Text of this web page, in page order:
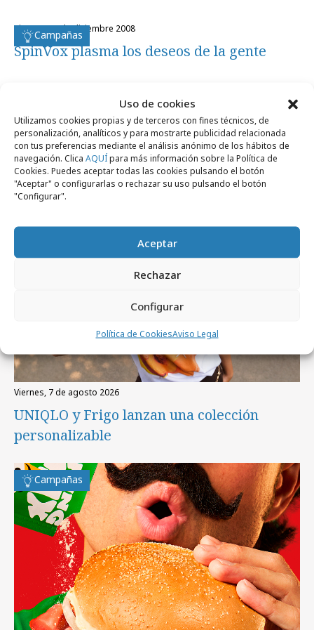
Uso de cookies
Utilizamos cookies propias y de terceros con fines técnicos, de
personalización, analíticos y para mostrarte publicidad relacionada
con tus preferencias mediante el análisis anónimo de los hábitos de
navegación. Clica AQUÍpara más información sobre la Política de
Cookies. Puedes aceptar todas las cookies pulsando el botón
"Aceptar" o configurarlas o rechazar su uso pulsando el botón
"Configurar".
Aceptar
Rechazar
Configurar
Política de CookiesAviso Legal
Campañas
viernes, 12 de diciembre 2008
SpinVox plasma los deseos de la gente
Artículos recientes
Campañas
viernes, 7 de agosto 2026
UNIQLO y Frigo lanzan una colección
personalizable
Campañas